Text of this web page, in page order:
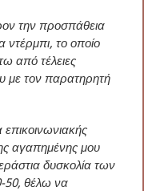
την προσπάθεια
το οποίο
από τέλειες
με τον παρατηρητή
αγαπημένης μου
δυσκολία των
50, θέλω να